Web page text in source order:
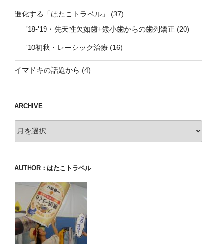
進化する「はたこトラベル」
(37)
'18-'19・先天性欠如歯+矮小歯からの歯列矯正 (20)
'10初秋・レーシック治療 (16)
イマドキの話題から (4)
ARCHIVE
AUTHOR：はたこトラベル